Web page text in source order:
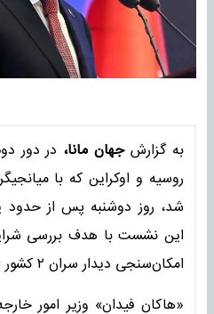
به گزارشجهان مانا، در دور
روسیه و اوکراین که با
شد، روز دوشنبه پس از
این نشست با هدف بررسی
امکان‌سنجی دیدار سران ۲ کشور انجام شد.
«هاکان فیدان» وزیر امور